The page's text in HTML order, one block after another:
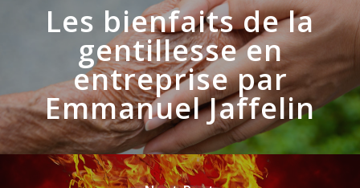
Les bienfaits de la
gentillesse en
entreprise par
Emmanuel Jaffelin